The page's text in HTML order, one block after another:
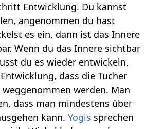
Entwicklung. Du kannst
angenommen du hast
es ein, dann ist das Innere
Wenn du das Innere sichtbar
du es wieder entwickeln.
dass die Tücher
werden. Man
dass man mindestens über
kann.Yogis sprechen